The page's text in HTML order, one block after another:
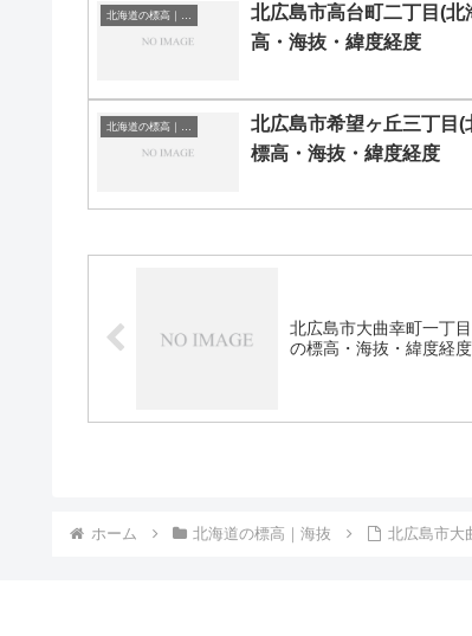
北広島市高台町二丁目(北
高・海抜・緯度経度
北広島市希望ヶ丘三丁目(
標高・海抜・緯度経度
北広島市大曲幸町一丁
の標高・海抜・緯度経度
ホーム 北海道の標高｜海抜 北広島市大